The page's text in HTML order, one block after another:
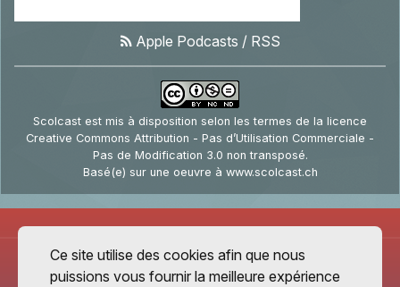
Apple Podcasts / RSS
Scolcast est mis à disposition selon les termes de la licence
Creative Commons Attribution - Pas d’Utilisation Commerciale -
Pas de Modification 3.0 non transposé.
Basé(e) sur une oeuvre à www.scolcast.ch
Ce site utilise des cookies afin que nous
puissions vous fournir la meilleure expérience